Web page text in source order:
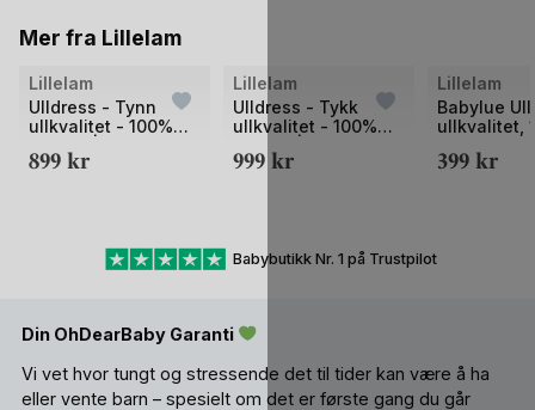
Mer fra Lillelam
Bilde
av
Lillelam
Ulldress - Tynn
ullkvalitet - 100%
Sparkedress Tynn
899 kr
Bilde
av
2
Lillelam
Ulldress - Tykk
ullkvalitet - 100%
Sparkedress Classic
999 kr
Bilde
av
Lillelam
Babylue
ullkvalitet,
Classic
399 kr
Babybutikk Nr. 1 på Trustpilot
Din OhDearBaby Garanti
Vi vet hvor tungt og stressende det til tider kan være å ha
eller vente barn – spesielt om det er første gang du går